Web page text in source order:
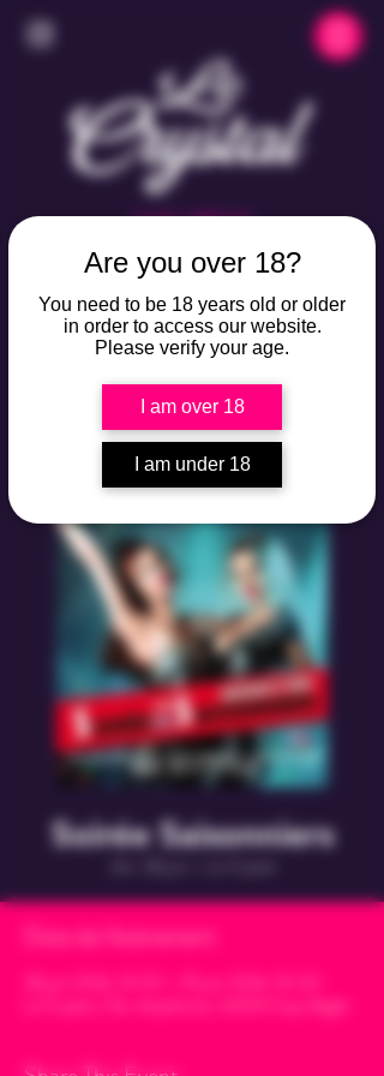
Are you over 18?
You need to be 18 years old or older
in order to access our website.
Please verify your age.
I am over 18
I am under 18
CLUB LIBERTIN
OUVERT7/7
VILLAGE NATURISTE
DU CAP D'AGDE
PORT AMBONNE
Soirée Saisonniers
Date de l'évènement